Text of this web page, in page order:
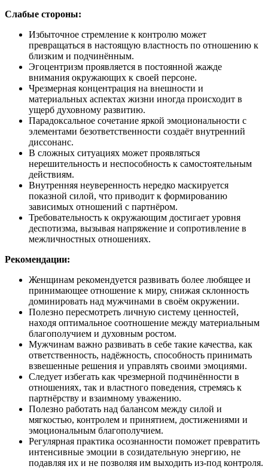
Слабые стороны:
Избыточное стремление к контролю может
превращаться в настоящую властность по отношению к
близким и подчинённым.
Эгоцентризм проявляется в постоянной жажде
внимания окружающих к своей персоне.
Чрезмерная концентрация на внешности и
материальных аспектах жизни иногда происходит в
ущерб духовному развитию.
Парадоксальное сочетание яркой эмоциональности с
элементами безответственности создаёт внутренний
диссонанс.
В сложных ситуациях может проявляться
нерешительность и неспособность к самостоятельным
действиям.
Внутренняя неуверенность нередко маскируется
показной силой, что приводит к формированию
зависимых отношений с партнёром.
Требовательность к окружающим достигает уровня
деспотизма, вызывая напряжение и сопротивление в
межличностных отношениях.
Рекомендации:
Женщинам рекомендуется развивать более любящее и
принимающее отношение к миру, снижая склонность
доминировать над мужчинами в своём окружении.
Полезно пересмотреть личную систему ценностей,
находя оптимальное соотношение между материальным
благополучием и духовным ростом.
Мужчинам важно развивать в себе такие качества, как
ответственность, надёжность, способность принимать
взвешенные решения и управлять своими эмоциями.
Следует избегать как чрезмерной подчинённости в
отношениях, так и властного поведения, стремясь к
партнёрству и взаимному уважению.
Полезно работать над балансом между силой и
мягкостью, контролем и принятием, достижениями и
эмоциональным благополучием.
Регулярная практика осознанности поможет превратить
интенсивные эмоции в созидательную энергию, не
подавляя их и не позволяя им выходить из-под контроля.